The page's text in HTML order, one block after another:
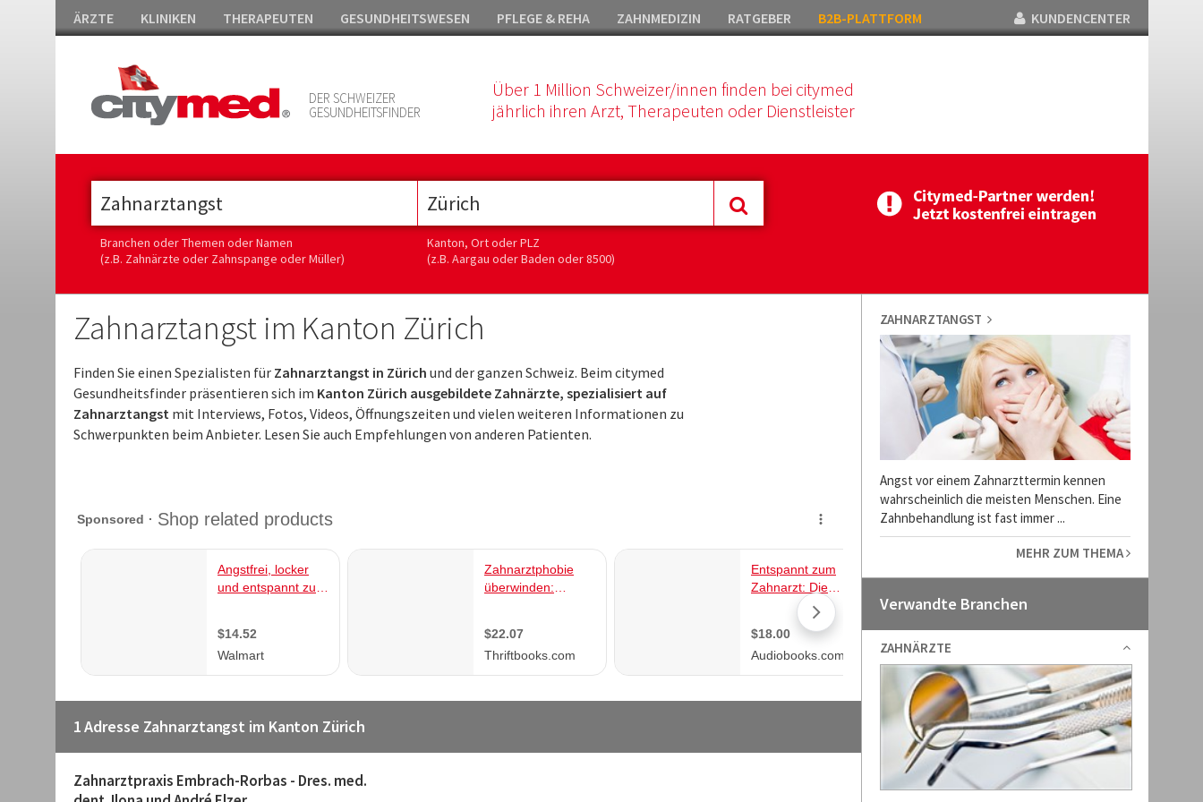
ÄRZTE KLINIKEN THERAPEUTEN GESUNDHEITSWESEN PFLEGE & REHA ZAHNMEDIZIN RATGEBER B2B-PLATTFORM KUNDENCENTER
DER SCHWEIZER
GESUNDHEITSFINDER
Über 1 Million Schweizer/innen finden bei citymed
jährlich ihren Arzt, Therapeuten oder Dienstleister
Branchen oder Themen oder Namen
(z.B. Zahnärzte oder Zahnspange oder Müller)
Kanton, Ort oder PLZ
(z.B. Aargau oder Baden oder 8500)
Zahnarztangst im Kanton Zürich
Finden Sie einen Spezialisten für Zahnarztangst in Zürich und der ganzen Schweiz. Beim citymed
Gesundheitsfinder präsentieren sich im Kanton Zürich ausgebildete Zahnärzte, spezialisiert auf
Zahnarztangst mit Interviews, Fotos, Videos, Öffnungszeiten und vielen weiteren Informationen zu
Schwerpunkten beim Anbieter. Lesen Sie auch Empfehlungen von anderen Patienten.
1 Adresse Zahnarztangst im Kanton Zürich
Zahnarztpraxis Embrach-Rorbas - Dres. med.
ZAHNARZTANGST
Angst vor einem Zahnarzttermin kennen
wahrscheinlich die meisten Menschen. Eine
Zahnbehandlung ist fast immer ...
MEHR ZUM THEMA
Verwandte Branchen
ZAHNÄRZTE